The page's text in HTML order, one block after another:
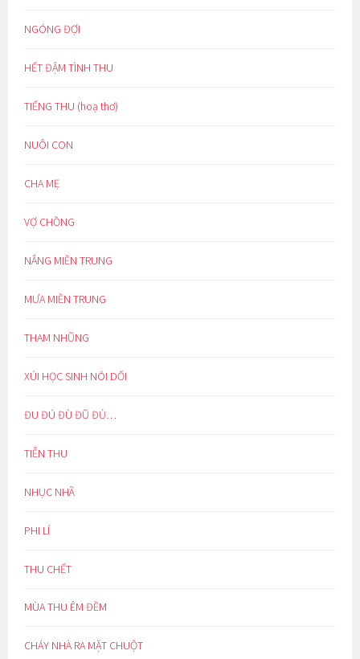
NGÓNG ĐỢI
HẾT ĐẬM TÌNH THU
TIẾNG THU (hoạ thơ)
NUÔI CON
CHA MẸ
VỢ CHỒNG
NẮNG MIỀN TRUNG
MƯA MIỀN TRUNG
THAM NHŨNG
XÚI HỌC SINH NÓI DỐI
ĐU ĐÚ ĐÙ ĐŨ ĐỦ…
TIỄN THU
NHỤC NHÃ
PHI LÍ
THU CHẾT
MÙA THU ÊM ĐỀM
CHÁY NHÀ RA MẶT CHUỘT